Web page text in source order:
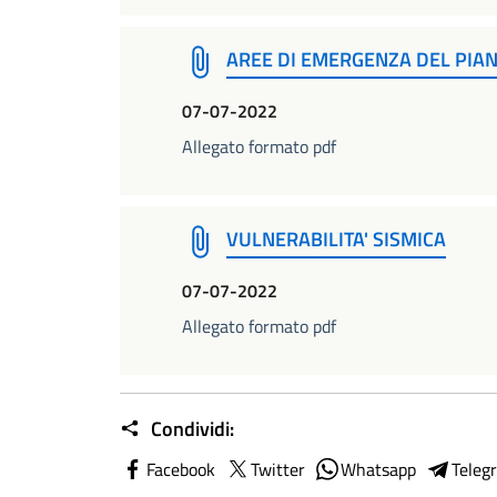
AREE DI EMERGENZA DEL
07-07-2022
Allegato formato pdf
VULNERABILITA' SISMICA
07-07-2022
Allegato formato pdf
Condividi:
Facebook Twitter Whatsapp